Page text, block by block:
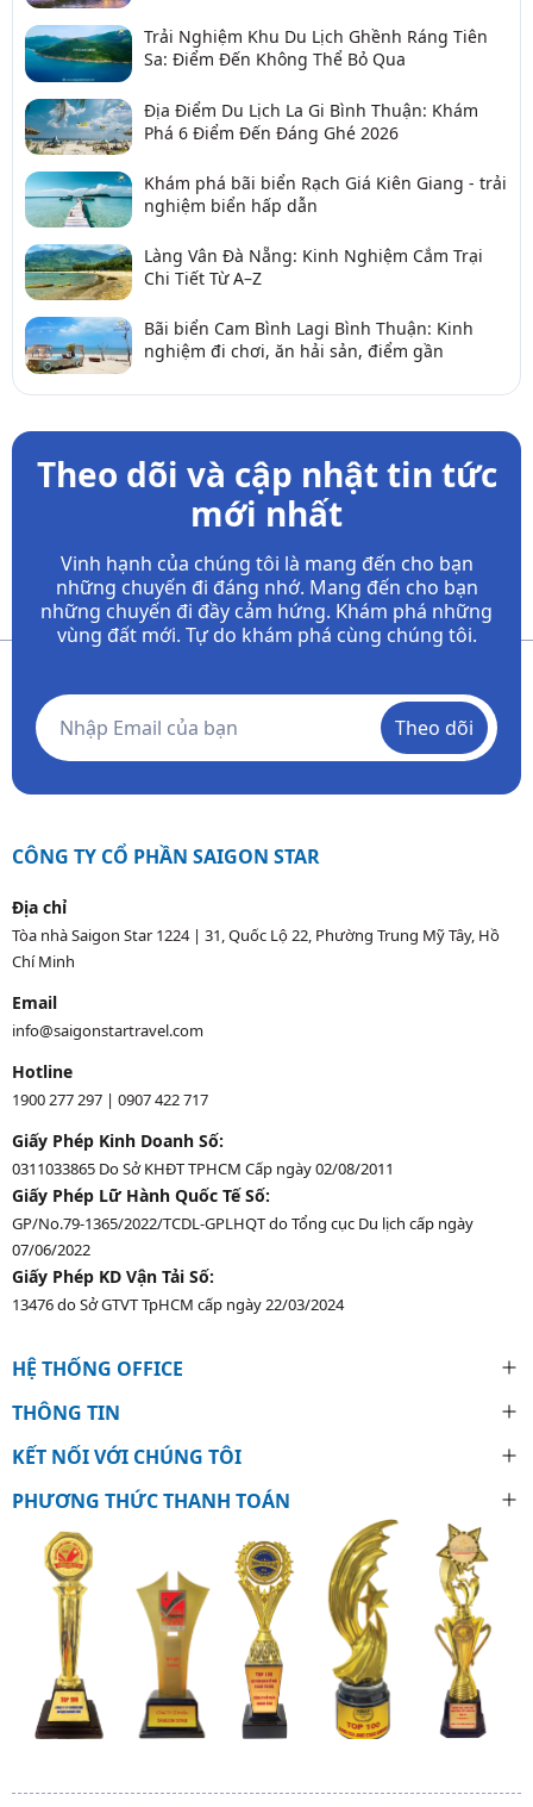
Trải Nghiệm Khu Du Lịch Ghềnh Ráng Tiên
Sa: Điểm Đến Không Thể Bỏ Qua
Địa Điểm Du Lịch La Gi Bình Thuận: Khám
Phá 6 Điểm Đến Đáng Ghé 2026
Khám phá bãi biển Rạch Giá Kiên Giang - trải
nghiệm biển hấp dẫn
Làng Vân Đà Nẵng: Kinh Nghiệm Cắm Trại
Chi Tiết Từ A–Z
Bãi biển Cam Bình Lagi Bình Thuận: Kinh
nghiệm đi chơi, ăn hải sản, điểm gần
Theo dõi và cập nhật tin tức
mới nhất
Vinh hạnh của chúng tôi là mang đến cho bạn
những chuyến đi đáng nhớ. Mang đến cho bạn
những chuyến đi đầy cảm hứng. Khám phá những
vùng đất mới. Tự do khám phá cùng chúng tôi.
Theo dõi
CÔNG TY CỔ PHẦN SAIGON STAR
Địa chỉ
Tòa nhà Saigon Star 1224 | 31, Quốc Lộ 22, Phường Trung Mỹ Tây, Hồ
Chí Minh
Email
info@saigonstartravel.com
Hotline
1900 277 297 | 0907 422 717
Giấy Phép Kinh Doanh Số:
0311033865 Do Sở KHĐT TPHCM Cấp ngày 02/08/2011
Giấy Phép Lữ Hành Quốc Tế Số:
GP/No.79-1365/2022/TCDL-GPLHQT do Tổng cục Du lịch cấp ngày
07/06/2022
Giấy Phép KD Vận Tải Số:
13476 do Sở GTVT TpHCM cấp ngày 22/03/2024
HỆ THỐNG OFFICE
THÔNG TIN
KẾT NỐI VỚI CHÚNG TÔI
PHƯƠNG THỨC THANH TOÁN